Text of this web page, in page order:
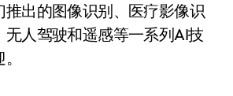
推出的图像识别、医疗影像识
无人驾驶和遥感等一系列AI技